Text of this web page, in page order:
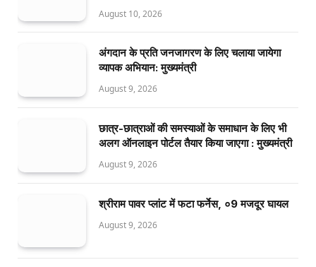
August 10, 2026
अंगदान के प्रति जनजागरण के लिए चलाया जायेगा
व्यापक अभियान: मुख्यमंत्री
August 9, 2026
छात्र-छात्राओं की समस्याओं के समाधान के लिए भी
अलग ऑनलाइन पोर्टल तैयार किया जाएगा : मुख्यमंत्री
August 9, 2026
श्रीराम पावर प्लांट में फटा फर्नेस, ०9 मजदूर घायल
August 9, 2026